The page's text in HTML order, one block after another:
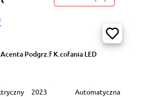
Podgrz.f K.cofania LED
2023 Automatyczna